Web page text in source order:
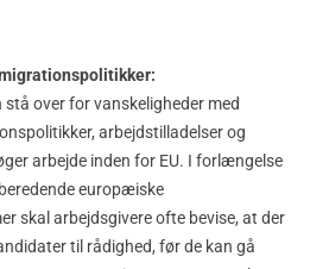
stå over for vanskeligheder med
arbejdstilladelser og
arbejde inden for EU. I forlængelse
europæiske
skal arbejdsgivere ofte bevise, at der
til rådighed, før de kan gå